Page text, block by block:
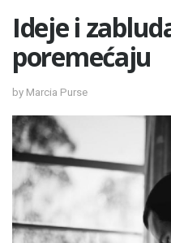
Ideje i
poremećaju
by Marcia Purse